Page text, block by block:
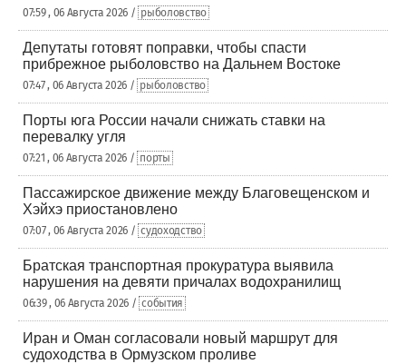
07:59 , 06 Августа 2026 / рыболовство
Депутаты готовят поправки, чтобы спасти
прибрежное рыболовство на Дальнем Востоке
07:47 , 06 Августа 2026 / рыболовство
Порты юга России начали снижать ставки на
перевалку угля
07:21 , 06 Августа 2026 / порты
Пассажирское движение между Благовещенском и
Хэйхэ приостановлено
07:07 , 06 Августа 2026 / судоходство
Братская транспортная прокуратура выявила
нарушения на девяти причалах водохранилищ
06:39 , 06 Августа 2026 / события
Иран и Оман согласовали новый маршрут для
судоходства в Ормузском проливе